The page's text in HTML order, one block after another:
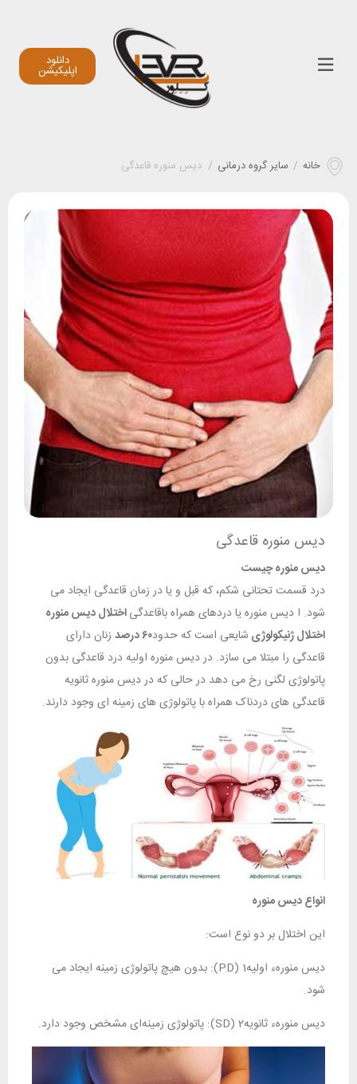
دانلود
اپلیکیشن
خانه / سایر گروه درمانی / دیس منوره قاعدگی
دیس منوره قاعدگی
دیس منوره چیست
درد قسمت تحتانی شکم، که قبل و یا در زمان قاعدگی ایجاد می
شود. ا دیس منوره یا دردهای همراه باقاعدگیاختلال دیس منوره
اختلال ژنیکولوژی شایعی است که حدود۶۰ درصد
زنان دارای
قاعدگی را مبتلا می سازد. در دیس منوره اولیه درد قاعدگی بدون
پاتولوژی لگنی رخ می دهد در حالی که در دیس منوره ثانویه
قاعدگی های دردناک همراه با پاتولوژی های زمینه ای وجود دارند.
انواع دیس منوره
این اختلال بر دو نوع است:
دیس منوره‌ء اولیه1 (PD): بدون هیچ پاتولوژی زمینه ایجاد می
شود.
دیس منوره‌ء ثانویه2 (SD): پاتولوژی زمینه‌ای مشخص وجود دارد.